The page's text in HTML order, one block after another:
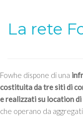
La rete
Fowhe dispone di una
costituita da tre siti di
e realizzati su location
che operano da